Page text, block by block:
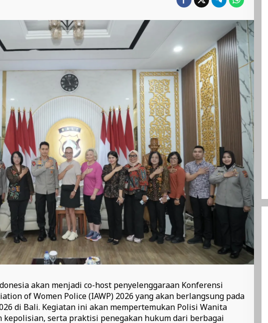
akan menjadi co-host penyelenggaraan Konferensi
of Women Police (IAWP) 2026 yang akan berlangsung pada
di Bali. Kegiatan ini akan mempertemukan Polisi Wanita
kepolisian, serta praktisi penegakan hukum dari berbagai